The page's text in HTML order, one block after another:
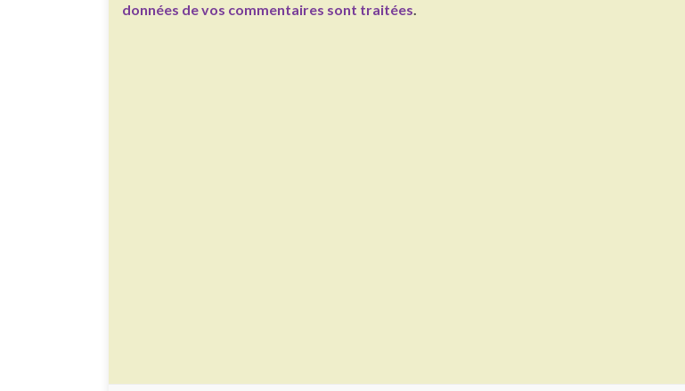
données de vos commentaires sont traitées.